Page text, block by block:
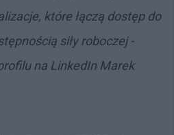
które łączą dostęp do
siły roboczej -
na LinkedIn Marek